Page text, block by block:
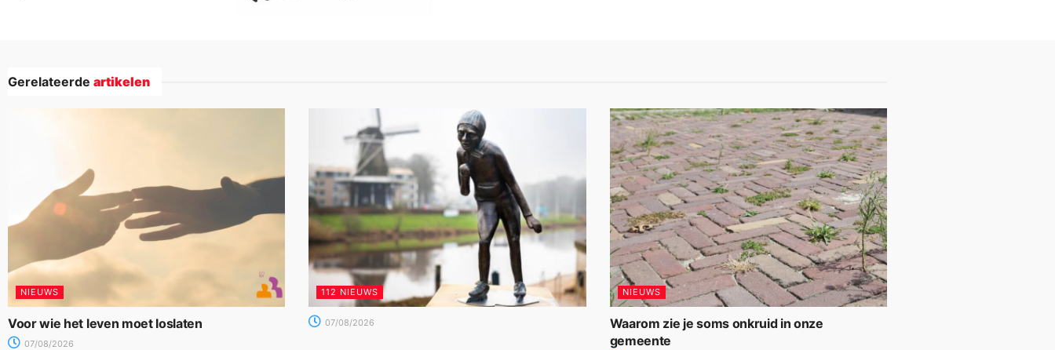
Gerelateerde artikelen
NIEUWS
Voor wie het leven moet loslaten
07/08/2026
112 NIEUWS
07/08/2026
NIEUWS
Waarom zie je soms onkruid in onze
gemeente